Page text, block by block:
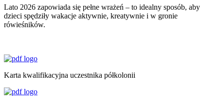
Lato 2026 zapowiada się pełne wrażeń – to idealny sposób, aby
dzieci spędziły wakacje aktywnie, kreatywnie i w gronie
rówieśników.
Karta kwalifikacyjna uczestnika półkolonii